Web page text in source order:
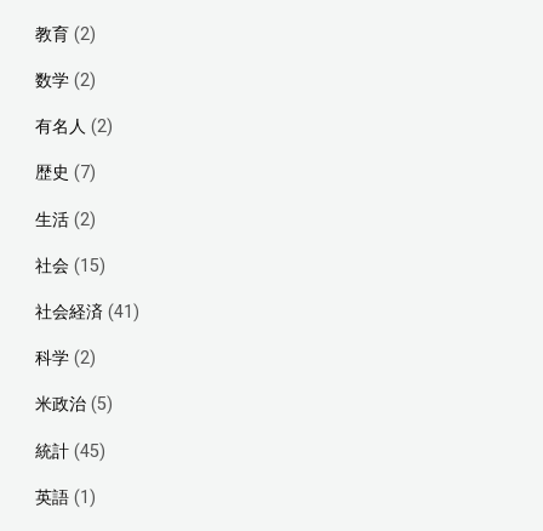
教育(2)
数学(2)
有名人 (2)
歴史 (7)
生活(2)
社会(15)
社会経済(41)
科学(2)
米政治(5)
統計(45)
英語(1)